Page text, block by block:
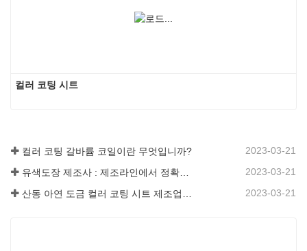
컬러 코팅 시트
컬러 코팅 갈바륨 코일이란 무엇입니까? 2023-03-21
2023-03-21
산동 아연 도금 컬러 코팅 시트 제조업체는 소프트웨어에 대한 설명을 제공합니다. 2023-03-21